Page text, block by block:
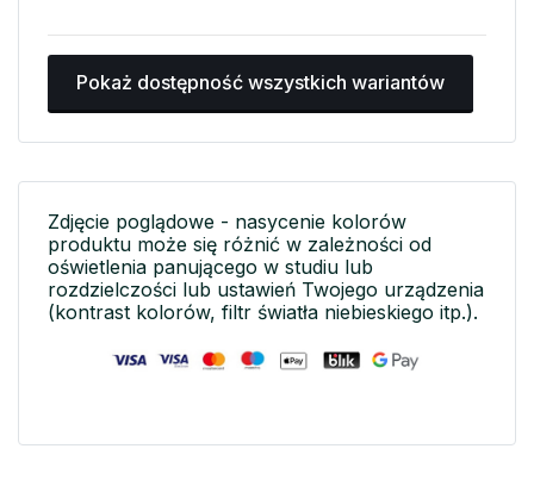
Pokaż dostępność wszystkich wariantów
Zdjęcie poglądowe - nasycenie kolorów
produktu może się różnić w zależności od
oświetlenia panującego w studiu lub
rozdzielczości lub ustawień Twojego urządzenia
(kontrast kolorów, filtr światła niebieskiego itp.).